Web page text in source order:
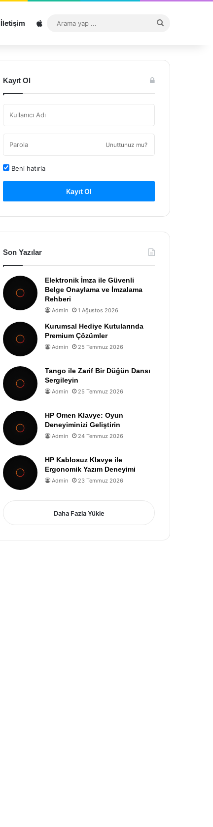
İletişim Sitemap
...
Kayıt Ol
Unuttunuz mu?
Beni hatırla
Kayıt Ol
Son Yazılar
Elektronik İmza ile Güvenli
Belge Onaylama ve İmzalama
Rehberi
Admin 1 Ağustos 2026
Kurumsal Hediye Kutularında
Premium Çözümler
Admin 25 Temmuz 2026
Tango ile Zarif Bir Düğün Dansı
Sergileyin
Admin 25 Temmuz 2026
HP Omen Klavye: Oyun
Deneyiminizi Geliştirin
Admin 24 Temmuz 2026
HP Kablosuz Klavye ile
Ergonomik Yazım Deneyimi
Admin 23 Temmuz 2026
Daha Fazla Yükle